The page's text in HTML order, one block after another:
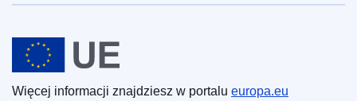
Unia Europejska
Więcej informacji znajdziesz w portalu europa.eu